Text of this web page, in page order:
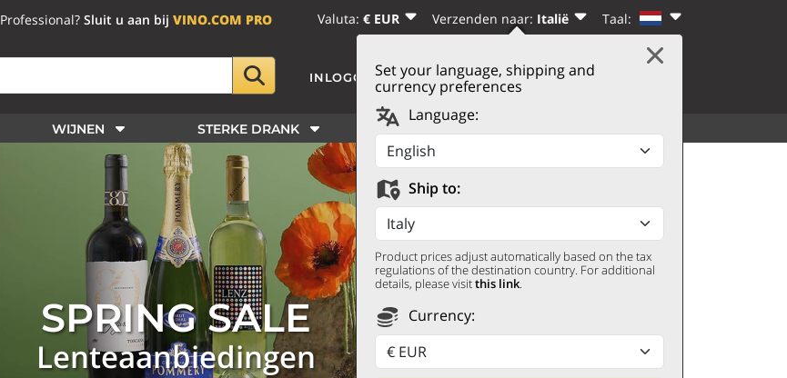
Professional? Sluit u aan bij VINO.COM PRO Valuta: € EUR Verzenden naar: Italië Taal:
Set your language, shipping and
currency preferences
Language:
Ship to:
Product prices adjust automatically based on the tax
regulations of the destination country. For additional
details, please visitthis link.
Currency:
INLOGGEN | REGISTREREN WINKELWAGEN
WIJNEN STERKE DRANK MEER
SPRING SALE
Lenteaanbiedingen